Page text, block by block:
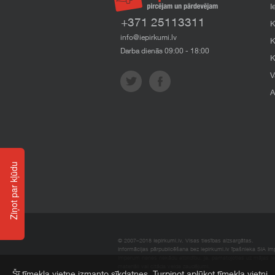
+371 25113311
info@iepirkumi.lv
Darba dienās 09:00 - 18:00
© 2007–2018 Iepirkumi.lv. Visas tiesības aizsargātas.
Informācijas pārpublicēšana bez iepirkumi.lv īpašnieka SIA
Ziņot par kļūdu